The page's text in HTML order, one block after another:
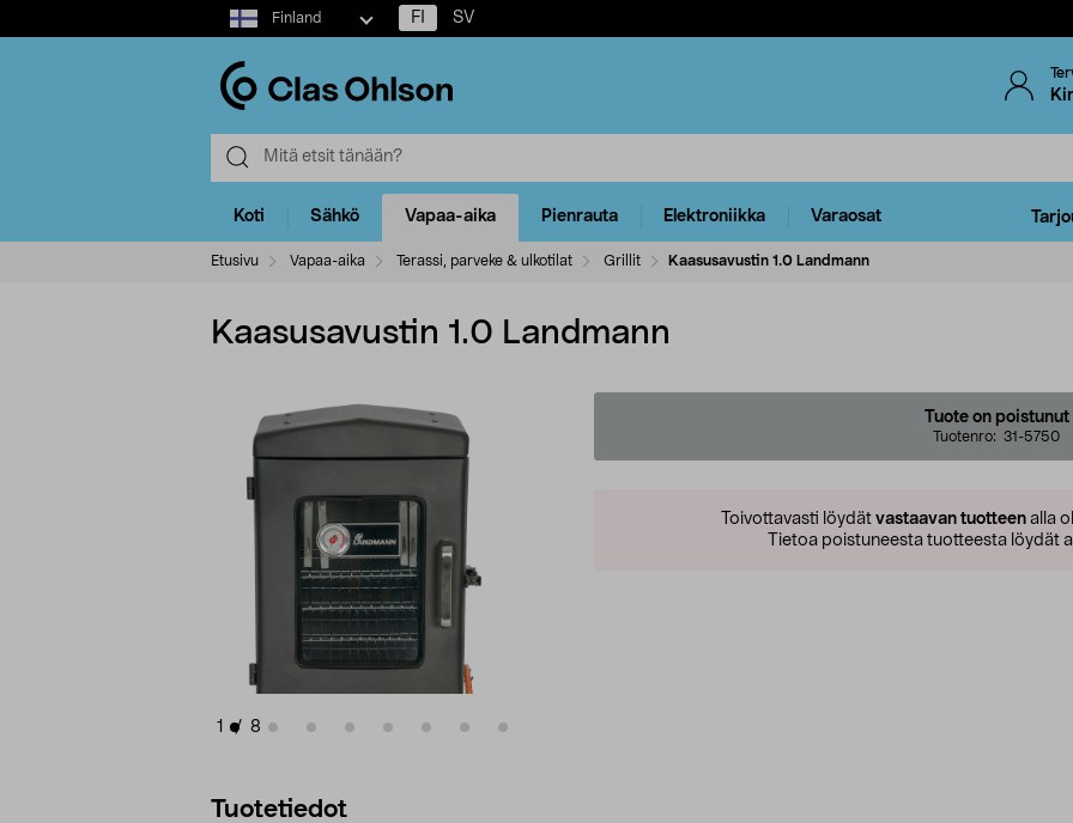
Select
market
Finland FI SV
Koti Sähkö Vapaa-aika Pienrauta Elektroniikka Varaosat
Etusivu Vapaa-aika Terassi, parveke & ulkotilat Grillit Kaasusavustin 1.0 Landmann
Kaasusavustin 1.0 Landmann
1 / 8
Tuote on poistunut
Tuotenro: 31-5750
Toivottavasti löydät vastaavan tuotteen alla
Tietoa poistuneesta tuotteesta löydät
Tuotetiedot